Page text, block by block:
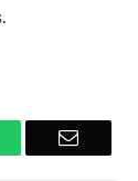
Email